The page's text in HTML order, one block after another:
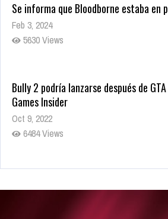
Se informa que Bloodborne estaba en
Feb 3, 2024
5630 Views
Bully 2 podría lanzarse después de
Games Insider
Oct 9, 2022
6484 Views
Rumor: Se filtran los primeros detalles